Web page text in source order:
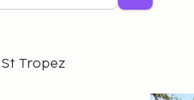
Tropez